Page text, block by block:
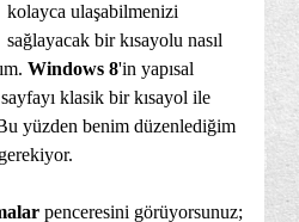
kolayca ulaşabilmenizi
sağlayacak bir kısayolu nasıl
Windows 8'in yapısal
klasik bir kısayol ile
yüzden benim düzenlediğim
penceresini görüyorsunuz;